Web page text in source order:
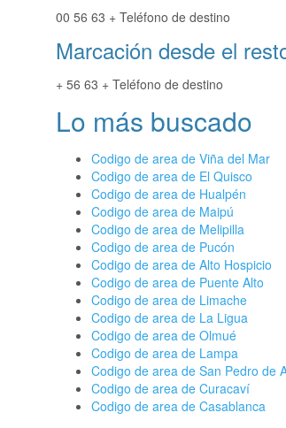
00 56 63 + Teléfono de destino
Marcación desde el
+ 56 63 + Teléfono de destino
Lo más buscado
Codigo de area de Viña del Mar
Codigo de area de El Quisco
Codigo de area de Hualpén
Codigo de area de Maipú
Codigo de area de Melipilla
Codigo de area de Pucón
Codigo de area de Alto Hospicio
Codigo de area de Puente Alto
Codigo de area de Limache
Codigo de area de La Ligua
Codigo de area de Olmué
Codigo de area de Lampa
Codigo de area de San Pedro de
Codigo de area de Curacaví
Codigo de area de Casablanca